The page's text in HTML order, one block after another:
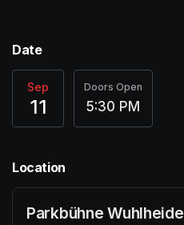
Date
Sep
11
Doors Open
5:30 PM
Location
Parkbühne Wuhlheide